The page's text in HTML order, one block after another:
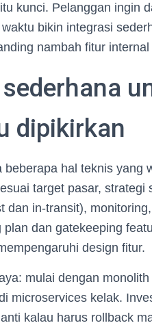
kunci. Pelanggan ingin
bikin integrasi
nambah fitur
dipikirkan
beberapa hal teknis yang
target pasar,
dan in-transit),
plan dan gatekeeping
design fitur.
mulai dengan
microservices kelak.
kalau harus rollback